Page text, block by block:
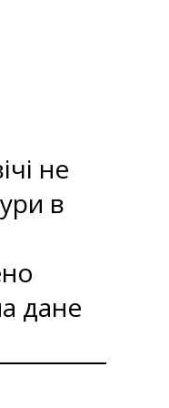
не
в
дане